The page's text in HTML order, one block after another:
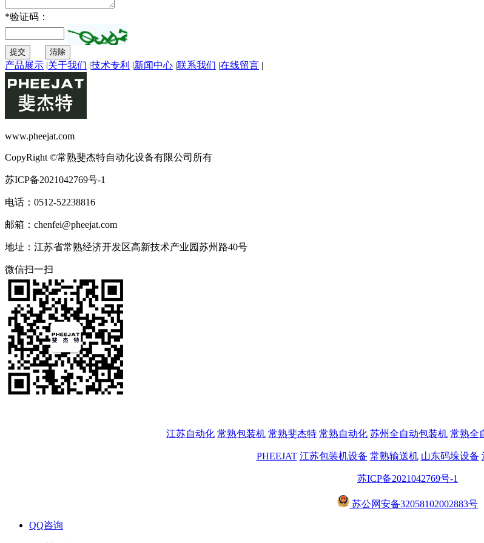
*验证码：
提交 清除
产品展示 |关于我们 |技术专利 |新闻中心 |联系我们 |在线留言 |
www.pheejat.com
CopyRight ©常熟斐杰特自动化设备有限公司所有
苏ICP备2021042769号-1
电话：0512-52238816
邮箱：chenfei@pheejat.com
地址：江苏省常熟经济开发区高新技术产业园苏州路40号
微信扫一扫
江苏自动化 常熟包装机 常熟斐杰特 常熟自动化 苏州全自动包装机 常熟全
PHEEJAT 江苏包装机设备 常熟输送机 山东码垛设备
苏ICP备2021042769号-1
苏公网安备32058102002883号
QQ咨询